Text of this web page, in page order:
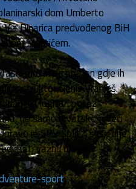
dom Umberto
Dinarica predvođenog BiH
Muftićem.
mosorski greben gdje ih
instruktor Denis Vranješ.
je i logičan potez
ne samo hrvatskom veći
je SPV Split, i susjedne
važnu ulogu u
sport.